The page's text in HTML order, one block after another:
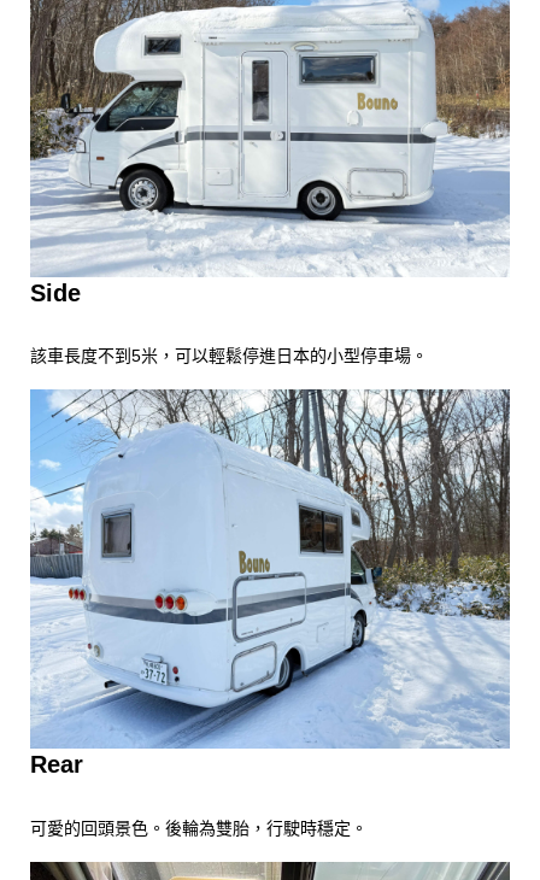
Side
該車長度不到5米，可以輕鬆停進日本的小型停車場。
Rear
可愛的回頭景色。後輪為雙胎，行駛時穩定。